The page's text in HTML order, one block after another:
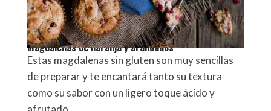
Magdalenas de naranja y arándanos
Estas magdalenas sin gluten son muy sencillas
de preparar y te encantará tanto su textura
como su sabor con un ligero toque ácido y